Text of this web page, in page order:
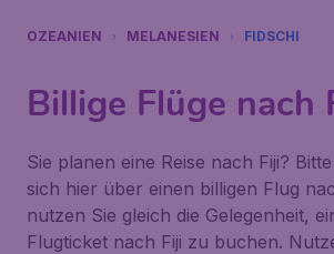
OZEANIEN MELANESIEN FIDSCHI
Billige Flüge nach
Sie planen eine Reise nach Fiji?
sich hier über einen billigen Flug
nutzen Sie gleich die Gelegenheit,
Flugticket nach Fiji zu buchen.